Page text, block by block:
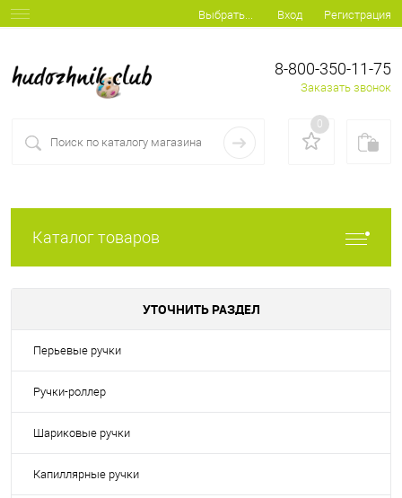
Выбрать... Вход Регистрация
8-800-350-11-75
Заказать звонок
0
Каталог товаров
УТОЧНИТЬ РАЗДЕЛ
Перьевые ручки
Ручки-роллер
Шариковые ручки
Капиллярные ручки